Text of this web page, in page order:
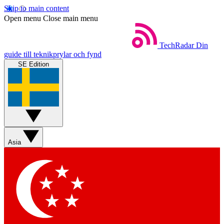
Skip to main content
Open menu Close main menu
TechRadar Din
guide till teknikprylar och fynd
SE Edition
Asia